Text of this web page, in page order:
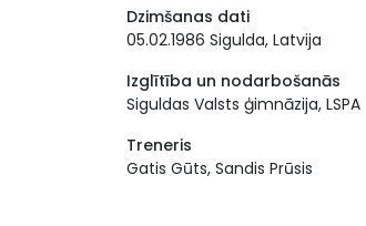
Dzimšanas dati
05.02.1986 Sigulda, Latvija
Izglītība un nodarbošanās
Siguldas Valsts ģimnāzija, LSPA
Treneris
Gatis Gūts, Sandis Prūsis